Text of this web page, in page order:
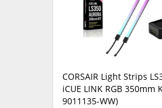
CORSAIR Light Strips
iCUE LINK RGB 350mm
9011135-WW)